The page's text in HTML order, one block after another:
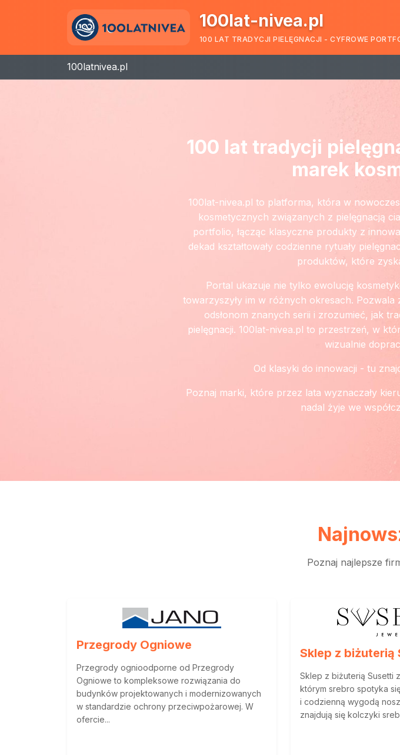
100lat-nivea.pl
100 LAT TRADYCJI PIELĘGNACJI - CYFROWE
100latnivea.pl
100 lat tradycji
marek
100lat-nivea.pl to platforma, która w
kosmetycznych związanych z pielęgnacją
portfolio, łącząc klasyczne produkty z
dekad kształtowały codzienne rytuały
produktów, które
Portal ukazuje nie tylko ewolucję
towarzyszyły im w różnych okresach.
odsłonom znanych serii i zrozumieć, jak
pielęgnacji. 100lat-nivea.pl to przestrzeń, w
wizualnie
Od klasyki do innowacji - tu
Poznaj marki, które przez lata wyznaczały
nadal żyje we
Poznaj najlepsze
Przegrody Ogniowe
Przegrody ognioodporne od Przegrody
Ogniowe to kompleksowe rozwiązania do
budynków projektowanych i modernizowanych
w standardzie ochrony przeciwpożarowej. W
ofercie...
Sklep z biżuterią
Sklep z biżuterią Susetti
którym srebro spotyka
i codzienną wygodą
znajdują się kolczyki